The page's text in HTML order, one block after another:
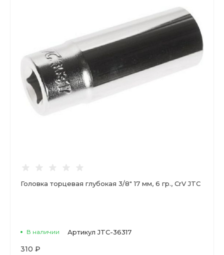
Головка торцевая глубокая 3/8" 17 мм, 6 гр., CrV JTC
В наличии Артикул JTC-36317
310 ₽